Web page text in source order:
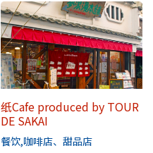
纸Cafe produced by TOUR
DE SAKAI
餐饮 咖啡店、甜品店